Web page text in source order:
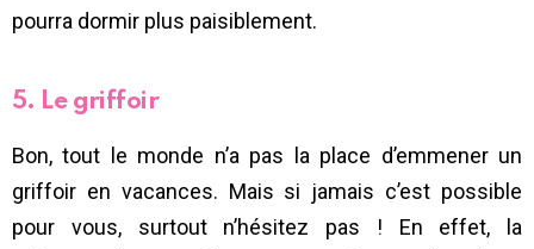
pourra dormir plus paisiblement.
5. Le griffoir
Bon, tout le monde n’a pas la place d’emmener un
griffoir en vacances. Mais si jamais c’est possible
pour vous, surtout n’hésitez pas ! En effet, la